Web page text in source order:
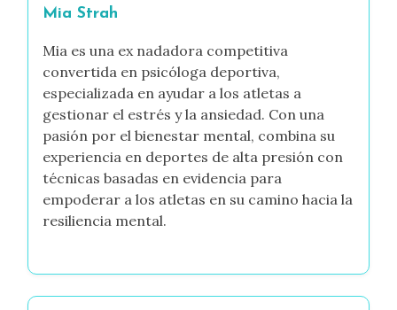
Mia Strah
Mia es una ex nadadora competitiva
convertida en psicóloga deportiva,
especializada en ayudar a los atletas a
gestionar el estrés y la ansiedad. Con una
pasión por el bienestar mental, combina su
experiencia en deportes de alta presión con
técnicas basadas en evidencia para
empoderar a los atletas en su camino hacia la
resiliencia mental.